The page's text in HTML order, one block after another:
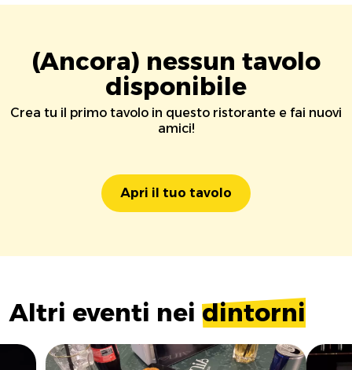
(Ancora) nessun tavolo
disponibile
Crea tu il primo tavolo in questo ristorante e fai nuovi
amici!
Apri il tuo tavolo
Altri eventi nei dintorni